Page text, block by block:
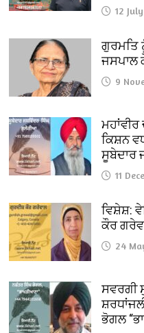
12
ਗੁਰਮਤਿ
ਜਸਪਾਲ
9
ਕਿਸ਼ਨ
ਸੂਬੇਦਾਰ
11
ਵਿਸ਼ੇਸ਼:
ਕੌਰ
24
ਸਵਰਗੀ
ਭੋਗਲ